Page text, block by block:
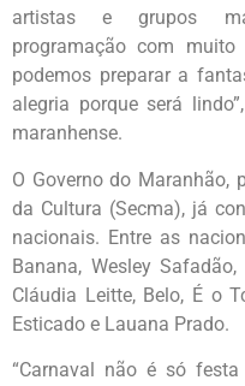
artistas e grupos
programação com
podemos preparar a
alegria porque será
maranhense.
O Governo do Maranhão,
da Cultura (Secma), já
nacionais. Entre as
Banana, Wesley
Cláudia Leitte, Belo, É o
Esticado e Lauana Prado.
“Carnaval não é só